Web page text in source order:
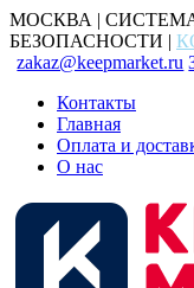
МОСКВА |
БЕЗОПАСНОСТИ |
zakaz@keepmarket.ru
Контакты
Главная
Оплата и
О нас